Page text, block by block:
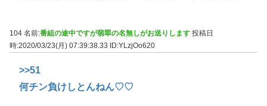
104 名前:番組の途中ですが翡翠の名無しがお送りします 投稿日
時:2020/03/23(月) 07:39:38.33
ID:YLzjOo620
>>51
何チン負けしとんねん♡♡